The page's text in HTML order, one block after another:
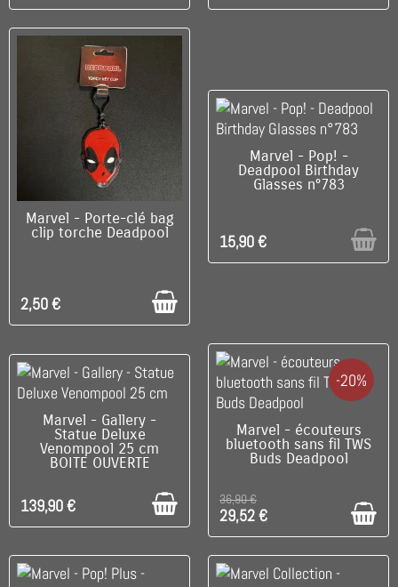
DISPONIBLE
Marvel - Porte-clé bag
clip torche Deadpool
2,50 €
RUPTURE DE STOCK
Marvel - Pop! -
Deadpool Birthday
Glasses n°783
15,90 €
C'EST LE DERNIER !
Marvel - Gallery -
Statue Deluxe
Venompool 25 cm
BOITE OUVERTE
139,90 €
-20%
C'EST LE DERNIER !
Marvel - écouteurs
bluetooth sans fil TWS
Buds Deadpool
36,90 €
29,52 €